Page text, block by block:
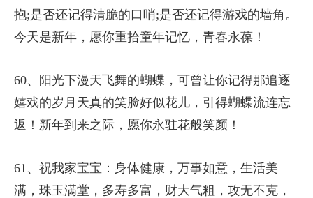
抱;是否还记得清脆的口哨;是否还记得游戏的墙角。
今天是新年，愿你重拾童年记忆，青春永葆！
60、阳光下漫天飞舞的蝴蝶，可曾让你记得那追逐
嬉戏的岁月天真的笑脸好似花儿，引得蝴蝶流连忘
返！新年到来之际，愿你永驻花般笑颜！
61、祝我家宝宝：身体健康，万事如意，生活美
满，珠玉满堂，多寿多富，财大气粗，攻无不克，